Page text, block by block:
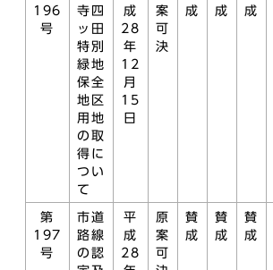
196
号
寺四
ッ田
特別
緑地
保全
地区
用地
の取
得に
つい
て
成
28
年
12
月
15
日
案
可
決
成
成
成
第
197
号
市道
路線
の認
平
成
28
原
案
可
賛
成
賛
成
賛
成